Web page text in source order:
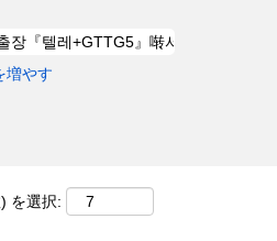
増やす
を選択: